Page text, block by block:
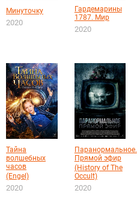
Минуточку
2020
Гардемарины
1787. Мир
2020
Тайна
волшебных
часов
(Engel)
2020
Паранормальное.
Прямой эфир
(History of The
Occult)
2020